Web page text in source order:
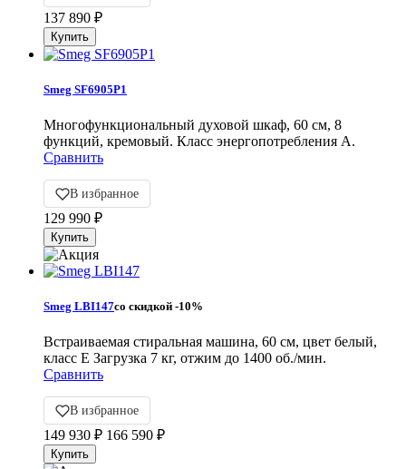
137 890 ₽
Smeg SF6905P1
Многофункциональный духовой шкаф, 60 см, 8
функций, кремовый. Класс энергопотребления А.
Сравнить
В избранное
129 990 ₽
Smeg LBI147со скидкой -10%
Встраиваемая стиральная машина, 60 см, цвет белый,
класс E Загрузка 7 кг, отжим до 1400 об./мин.
Сравнить
В избранное
149 930 ₽ 166 590 ₽